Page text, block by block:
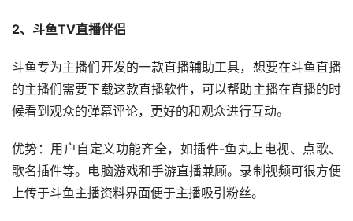
2、斗鱼TV直播伴侣
斗鱼专为主播们开发的一款直播辅助工具，想要在斗鱼直播
的主播们需要下载这款直播软件，可以帮助主播在直播的时
候看到观众的弹幕评论，更好的和观众进行互动。
优势：用户自定义功能齐全，如插件-鱼丸上电视、点歌、
歌名插件等。电脑游戏和手游直播兼顾。录制视频可很方便
上传于斗鱼主播资料界面便于主播吸引粉丝。